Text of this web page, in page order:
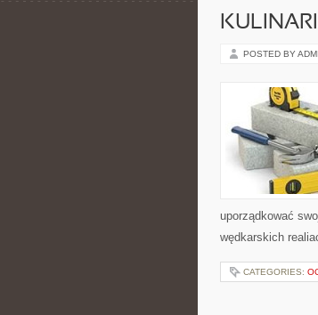
POSTED BY
uporządkować
wędkarskich
CATEGORIES: